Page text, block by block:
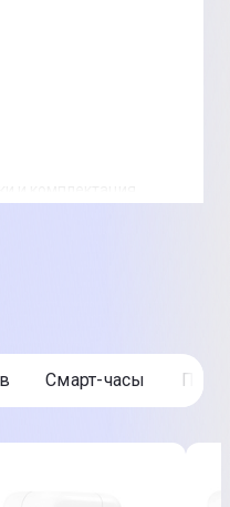
и комплектация
Смарт-часы